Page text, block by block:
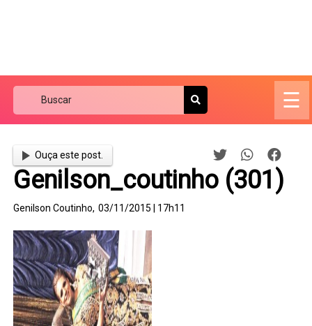
☰
Ouça este post.
Genilson_coutinho (301)
Genilson Coutinho, 03/11/2015 | 17h11